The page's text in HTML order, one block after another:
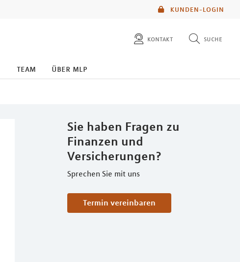
KUNDEN-LOGIN
kontakt suche
team über mlp
Sie haben Fragen zu
Finanzen und
Versicherungen?
Sprechen Sie mit uns
Termin vereinbaren